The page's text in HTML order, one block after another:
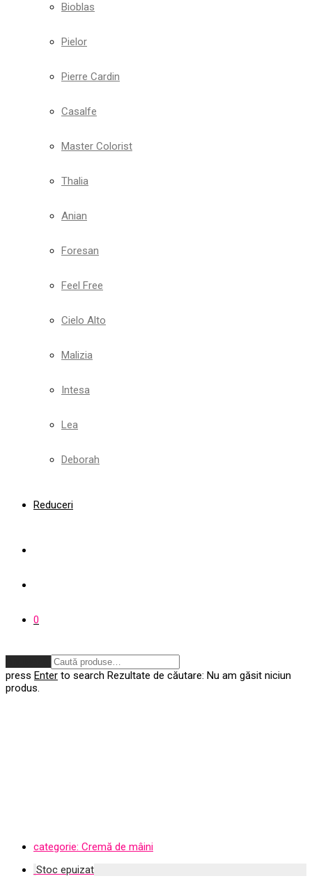
Bioblas
Pielor
Pierre Cardin
Casalfe
Master Colorist
Thalia
Anian
Foresan
Feel Free
Cielo Alto
Malizia
Intesa
Lea
Deborah
Reduceri
0
press Enter to search Rezultate de căutare: Nu am găsit niciun
produs.
categorie: Cremă de mâini